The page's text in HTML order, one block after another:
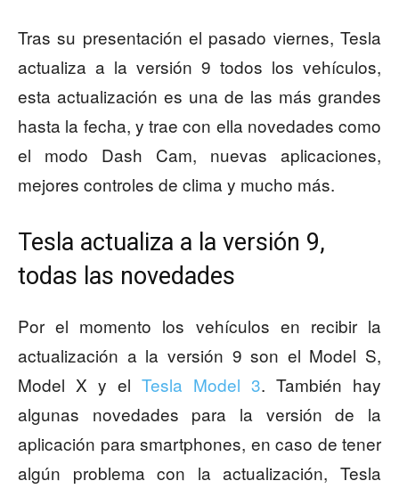
Tras su presentación el pasado viernes, Tesla
actualiza a la versión 9 todos los vehículos,
esta actualización es una de las más grandes
hasta la fecha, y trae con ella novedades como
el modo Dash Cam, nuevas aplicaciones,
mejores controles de clima y mucho más.
Tesla actualiza a la versión 9,
todas las novedades
Por el momento los vehículos en recibir la
actualización a la versión 9 son el Model S,
Model X y el Tesla Model 3. También hay
algunas novedades para la versión de la
aplicación para smartphones, en caso de tener
algún problema con la actualización, Tesla